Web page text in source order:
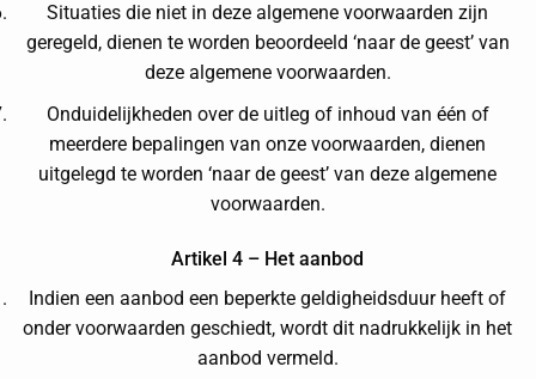
Situaties die niet in deze algemene voorwaarden zijn
geregeld, dienen te worden beoordeeld ‘naar de geest’ van
deze algemene voorwaarden.
Onduidelijkheden over de uitleg of inhoud van één of
meerdere bepalingen van onze voorwaarden, dienen
uitgelegd te worden ‘naar de geest’ van deze algemene
voorwaarden.
Artikel 4 – Het aanbod
Indien een aanbod een beperkte geldigheidsduur heeft of
onder voorwaarden geschiedt, wordt dit nadrukkelijk in het
aanbod vermeld.